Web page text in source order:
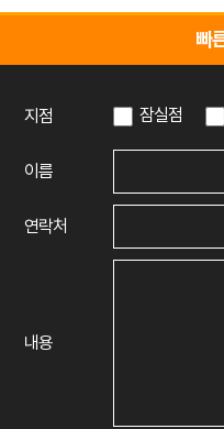
빠
지점 잠실점
이름
연락처
내용